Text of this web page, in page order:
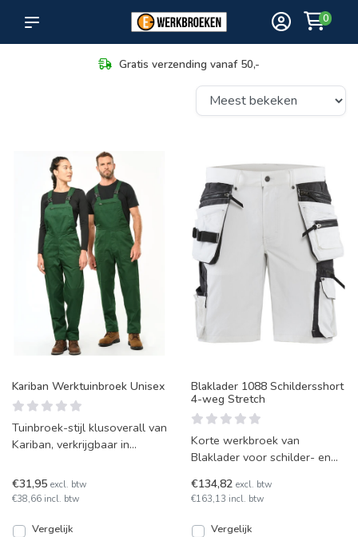
0
Gratis verzending vanaf 50,-
Kariban Werktuinbroek Unisex
Tuinbroek-stijl klusoverall van
Kariban, verkrijgbaar in
model van stevi
€31,95 excl. btw
€38,66 incl. btw
Vergelijk
Blaklader 1088 Schildersshort
4-weg Stretch
Korte werkbroek van
Blaklader voor schilder- en
probleemloos in vier ri
€134,82 excl. btw
€163,13 incl. btw
Vergelijk